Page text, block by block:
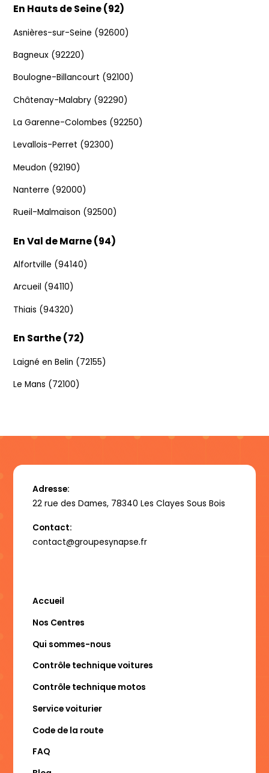
En Hauts de Seine (92)
Asnières-sur-Seine (92600)
Bagneux (92220)
Boulogne-Billancourt (92100)
Châtenay-Malabry (92290)
La Garenne-Colombes (92250)
Levallois-Perret (92300)
Meudon (92190)
Nanterre (92000)
Rueil-Malmaison (92500)
En Val de Marne (94)
Alfortville (94140)
Arcueil (94110)
Thiais (94320)
En Sarthe (72)
Laigné en Belin (72155)
Le Mans (72100)
Adresse:
22 rue des Dames, 78340 Les Clayes Sous Bois
Contact:
contact@groupesynapse.fr
Accueil
Nos Centres
Qui sommes-nous
Contrôle technique voitures
Contrôle technique motos
Service voiturier
Code de la route
FAQ